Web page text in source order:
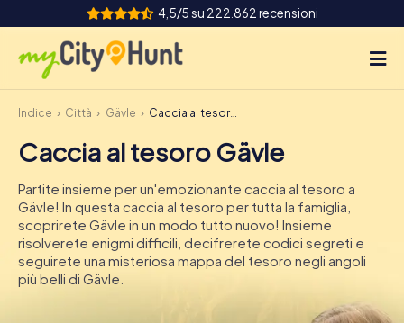
4,5/5 su 222.862 recensioni
Come funziona
Città
Tour
Team Building
Biglietti
Indice Città Gävle Caccia al tesoro Gävle
Caccia al tesoro Gävle
Partite insieme per un'emozionante caccia al tesoro a
Gävle! In questa caccia al tesoro per tutta la famiglia,
scoprirete Gävle in un modo tutto nuovo! Insieme
risolverete enigmi difficili, decifrerete codici segreti e
seguirete una misteriosa mappa del tesoro negli angoli
più belli di Gävle.